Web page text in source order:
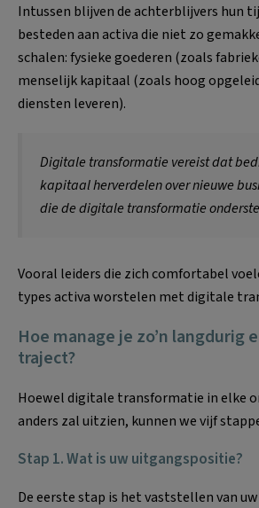
Intussen blijven de achterblijvers hun
besteden aan activa die niet zo
schalen: fysieke goederen (zoals
menselijk kapitaal (zoals hoog
diensten leveren).
Digitale transformatie vereist dat
kapitaal herverdelen over nieuwe
die de digitale transformatie
Vooral leiders die zich comfortabel
types activa worstelen met digitale
Hoe manage je zo’n langdurig
traject?
Hoewel digitale transformatie in elke
anders zal uitzien, kunnen we vijf
Stap 1. Wat is uw uitgangspositie?
De eerste stap is het vaststellen van